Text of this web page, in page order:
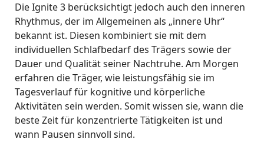
Die Ignite 3 berücksichtigt jedoch auch den inneren
Rhythmus, der im Allgemeinen als „innere Uhr“
bekannt ist. Diesen kombiniert sie mit dem
individuellen Schlafbedarf des Trägers sowie der
Dauer und Qualität seiner Nachtruhe. Am Morgen
erfahren die Träger, wie leistungsfähig sie im
Tagesverlauf für kognitive und körperliche
Aktivitäten sein werden. Somit wissen sie, wann die
beste Zeit für konzentrierte Tätigkeiten ist und
wann Pausen sinnvoll sind.